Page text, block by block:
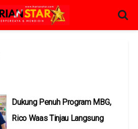
Dukung Penuh Program MBG,
Rico Waas Tinjau Langsung